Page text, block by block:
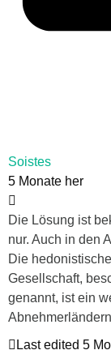
Soistes
5 Monate her
Die Lösung ist
nur. Auch in den
Die
Gesellschaft,
genannt, ist ein
Last edited 5